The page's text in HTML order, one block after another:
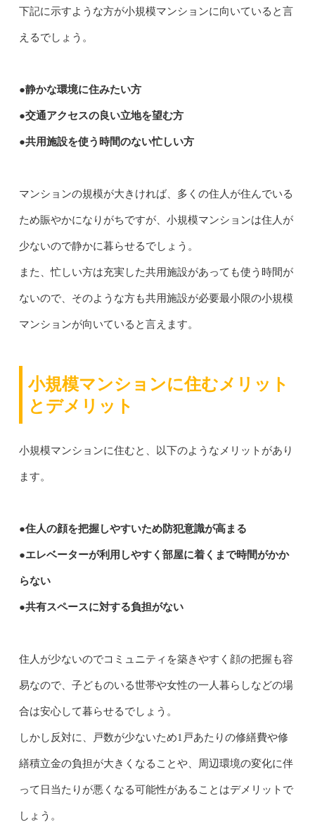
下記に示すような方が小規模マンションに向いていると言
えるでしょう。
●静かな環境に住みたい方
●交通アクセスの良い立地を望む方
●共用施設を使う時間のない忙しい方
マンションの規模が大きければ、多くの住人が住んでいる
ため賑やかになりがちですが、小規模マンションは住人が
少ないので静かに暮らせるでしょう。
また、忙しい方は充実した共用施設があっても使う時間が
ないので、そのような方も共用施設が必要最小限の小規模
マンションが向いていると言えます。
小規模マンションに住むメリット
とデメリット
小規模マンションに住むと、以下のようなメリットがあり
ます。
●住人の顔を把握しやすいため防犯意識が高まる
●エレベーターが利用しやすく部屋に着くまで時間がかか
らない
●共有スペースに対する負担がない
住人が少ないのでコミュニティを築きやすく顔の把握も容
易なので、子どものいる世帯や女性の一人暮らしなどの場
合は安心して暮らせるでしょう。
しかし反対に、戸数が少ないため1戸あたりの修繕費や修
繕積立金の負担が大きくなることや、周辺環境の変化に伴
って日当たりが悪くなる可能性があることはデメリットで
しょう。